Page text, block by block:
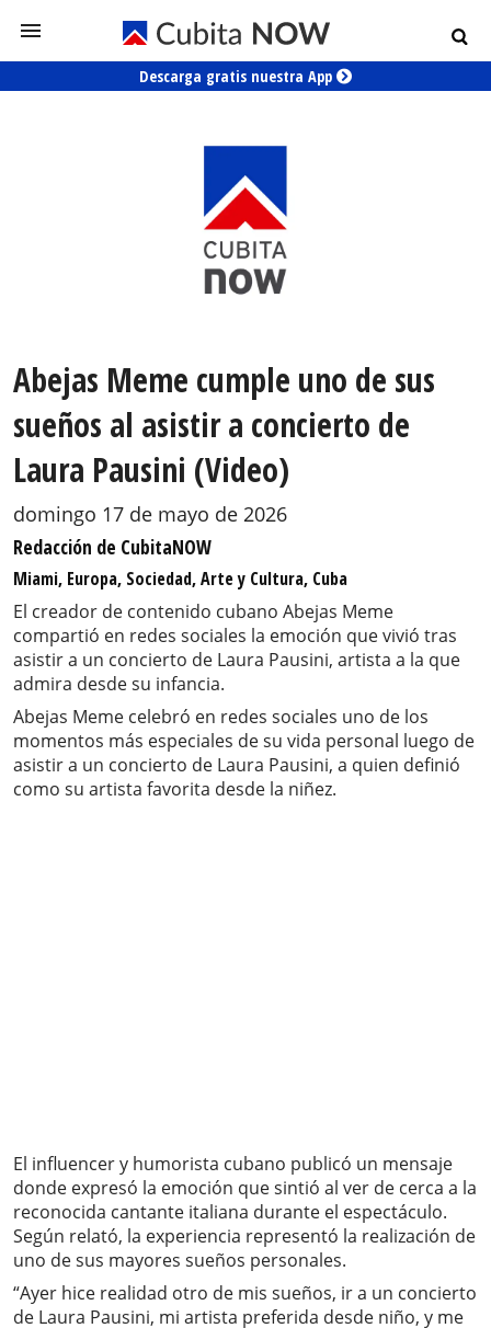
Descarga gratis nuestra App
Abejas Meme cumple uno de sus
sueños al asistir a concierto de
Laura Pausini (Video)
domingo 17 de mayo de 2026
Redacción de CubitaNOW
Miami, Europa, Sociedad, Arte y Cultura, Cuba
El creador de contenido cubano Abejas Meme
compartió en redes sociales la emoción que vivió tras
asistir a un concierto de Laura Pausini, artista a la que
admira desde su infancia.
Abejas Meme celebró en redes sociales uno de los
momentos más especiales de su vida personal luego de
asistir a un concierto de Laura Pausini, a quien definió
como su artista favorita desde la niñez.
El influencer y humorista cubano publicó un mensaje
donde expresó la emoción que sintió al ver de cerca a la
reconocida cantante italiana durante el espectáculo.
Según relató, la experiencia representó la realización de
uno de sus mayores sueños personales.
“Ayer hice realidad otro de mis sueños, ir a un concierto
de Laura Pausini, mi artista preferida desde niño, y me